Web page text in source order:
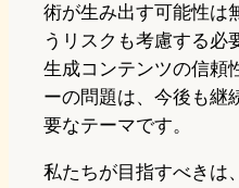
術が生み出す可能性は
うリスクも考慮する必
生成コンテンツの信頼
ーの問題は、今後も継
要なテーマです。
私たちが目指すべきは